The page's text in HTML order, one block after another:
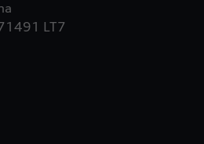
LT7